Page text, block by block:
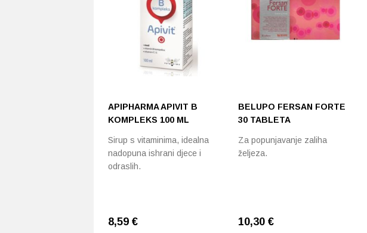
APIPHARMA APIVIT B
KOMPLEKS 100 ML
Sirup s vitaminima, idealna
nadopuna ishrani djece i
odraslih.
8,59 €
BELUPO FERSAN FORTE
30 TABLETA
Za popunjavanje zaliha
željeza.
10,30 €